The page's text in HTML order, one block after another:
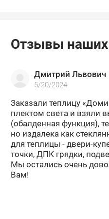
Отзывы наших
Дмитрий Львович
5/20/2024
За­ка­за­ли теп­ли­цу
плек­том света и взяли
(обал­ден­ная функ­ция),
но из­да­ле­ка как
для теп­ли­цы - двери-​
точ­ки, ДПК гряд­ки,
Мы оста­лись очень
Вам!